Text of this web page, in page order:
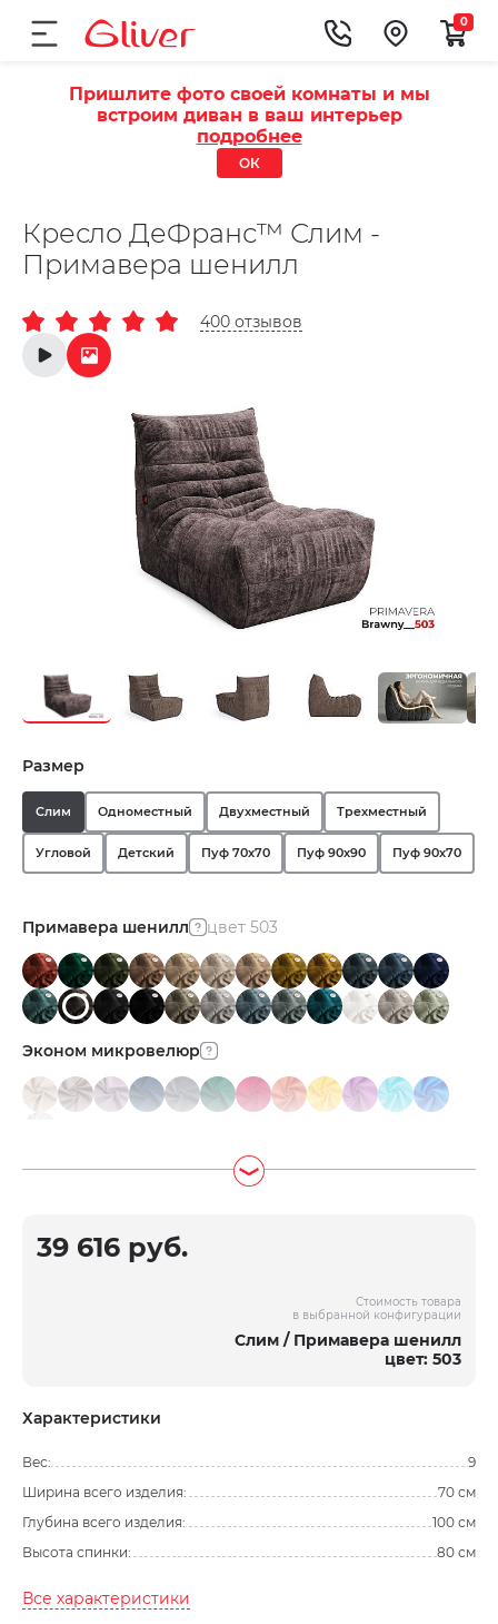
0
Пришлите фото своей комнаты и мы
встроим диван в ваш интерьер
подробнее
ОК
Кресло ДеФранс™️ Слим -
Примавера шенилл
400 отзывов
Размер
Слим Одноместный Двухместный Трехместный
Угловой Детский Пуф 70х70 Пуф 90х90 Пуф 90х70
Примавера шенилл цвет 503
Эконом микровелюр
Стоимость товара
в выбранной конфигурации
Слим / Примавера шенилл
цвет: 503
39 616 руб.
Характеристики
Вес:
9
Ширина всего изделия:
70 см
Глубина всего изделия:
100 см
Высота спинки:
80 см
Все характеристики